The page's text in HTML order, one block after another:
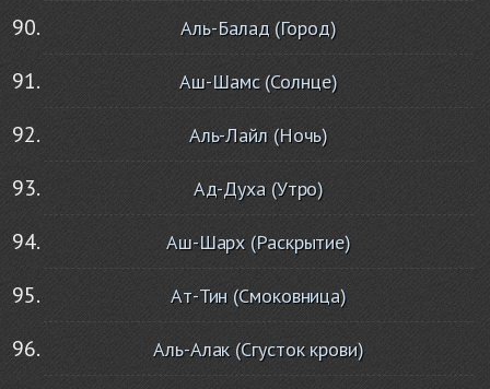
Аль-Балад (Город)
Аш-Шамс (Солнце)
Аль-Лайл (Ночь)
Ад-Духа (Утро)
Аш-Шарх (Раскрытие)
Ат-Тин (Смоковница)
Аль-Алак (Сгусток крови)